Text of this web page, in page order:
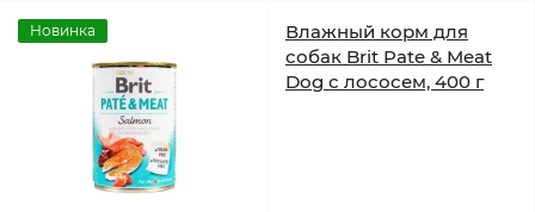
Новинка
Влажный корм для
собак Brit Pate & Meat
Dog с лососем, 400 г